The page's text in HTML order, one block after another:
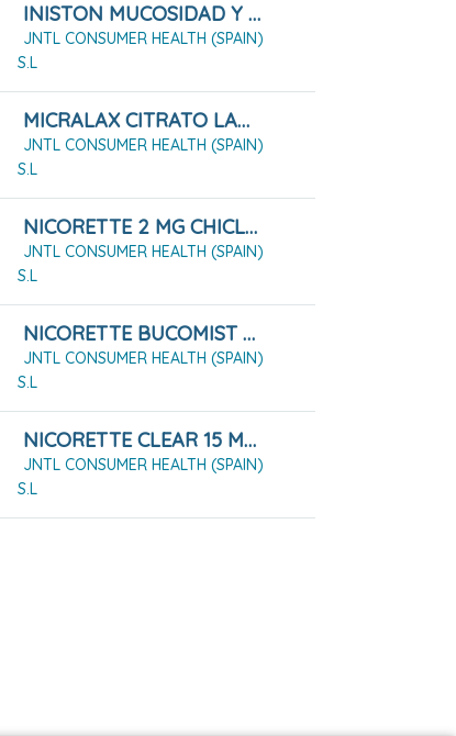
INISTON MUCOSIDAD Y CONGESTIÓN 20 MG/ML + 6 MG/ML JARABE 200ML
JNTL CONSUMER HEALTH (SPAIN)
S.L
MICRALAX CITRATO LAURIL SULFATO 450MG/45 MG SOLUCIÓN RECTAL 4 MICROENEMAS
JNTL CONSUMER HEALTH (SPAIN)
S.L
NICORETTE 2 MG CHICLES MEDICAMENTOSOS 30 CHICLES
JNTL CONSUMER HEALTH (SPAIN)
S.L
NICORETTE BUCOMIST 1 MG/PULSACIÓN SOLUCIÓN PARA PULVERIZACIÓN BUCAL SABOR FRUTA MENTA
JNTL CONSUMER HEALTH (SPAIN)
S.L
NICORETTE CLEAR 15 MG/16 HORAS 14 PARCHES
JNTL CONSUMER HEALTH (SPAIN)
S.L